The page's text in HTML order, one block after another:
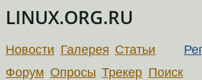
LINUX.ORG.RU
Новости Галерея Статьи
Форум Опросы Трекер Поиск